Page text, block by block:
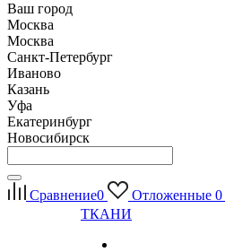
Ваш город
Москва
Москва
Санкт-Петербург
Иваново
Казань
Уфа
Екатеринбург
Новосибирск
Сравнение0 Отложенные 0
ТКАНИ